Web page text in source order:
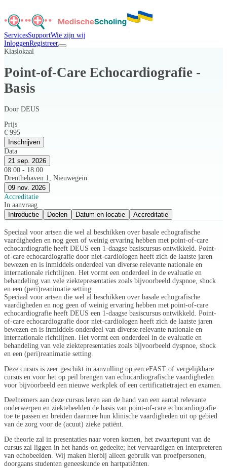
ServicesSupportWie zijn wij
InloggenRegistreer
Klaslokaal
Point-of-Care Echocardiografie -
Basis
Door DEUS
Prijs
€ 995
Inschrijven
Data
21 sep. 2026
08:00 - 18:00
Drenthehaven 1, Nieuwegein
09 nov. 2026
Accreditatie
In aanvraag
Introductie
Doelen Datum en locatie Accreditatie
Speciaal voor artsen die wel al beschikken over basale echografische
vaardigheden en nog geen of weinig ervaring hebben met point-of-care
echocardiografie heeft DEUS een 1-daagse basiscursus ontwikkeld. Point-
of-care echocardiografie door niet-cardiologen heeft zich de laatste jaren
bewezen en is inmiddels onderdeel van diverse relevante nationale en
internationale richtlijnen. Het vormt een onderdeel in de evaluatie en
behandeling van vele ziektepresentaties zoals bijvoorbeeld dyspnoe, shock
en een (peri)reanimatie setting.
Speciaal voor artsen die wel al beschikken over basale echografische
vaardigheden en nog geen of weinig ervaring hebben met point-of-care
echocardiografie heeft DEUS een 1-daagse basiscursus ontwikkeld. Point-
of-care echocardiografie door niet-cardiologen heeft zich de laatste jaren
bewezen en is inmiddels onderdeel van diverse relevante nationale en
internationale richtlijnen. Het vormt een onderdeel in de evaluatie en
behandeling van vele ziektepresentaties zoals bijvoorbeeld dyspnoe, shock
en een (peri)reanimatie setting.
Deze cursus is zeer geschikt in aanvulling op een eFAST of vergelijkbare
cursus en voor het op peil brengen van echocardiografische vaardigheden
voor bijvoorbeeld een nieuwe werkplek of een certificatietraject en examen.
Deelnemers aan deze cursus leren aan de hand van een aantal relevante
onderwerpen en ziektebeelden de basis van point-of-care echocardiografie
toe te passen en breiden daarmee hun klinische vaardigheden uit op gebied
van de zorg voor de (acuut) zieke patiënt.
De theorie zal in presentaties naar voren komen, het zwaartepunt van de
cursus zal liggen in het hands-on gedeelte; het vervaardigen en interpreteren
van echobeelden. Wij maken hierbij alleen gebruik van proefpersonen,
doorgaans studenten geneeskunde en hartpatiënten.